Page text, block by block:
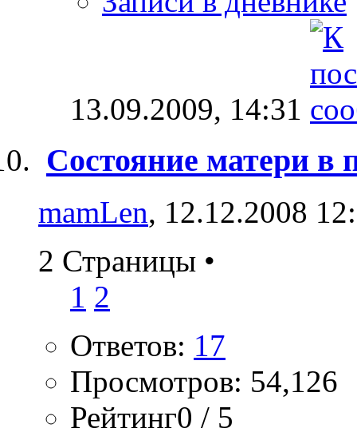
13.09.2009, 14:31
Состояние матери в
mamLen, 12.12.2008
2 Страницы •
1 2
Ответов: 17
Просмотров: 54,126
Рейтинг0 / 5